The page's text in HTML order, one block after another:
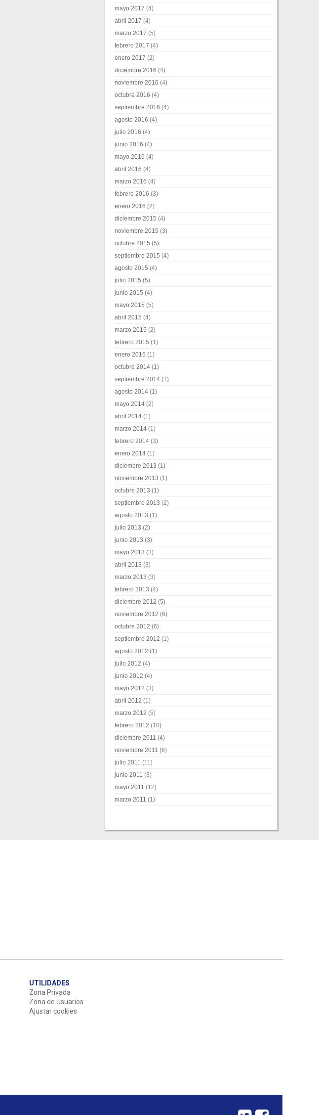
mayo 2017 (4)
abril 2017 (4)
marzo 2017 (5)
febrero 2017 (4)
enero 2017 (2)
diciembre 2016 (4)
noviembre 2016 (4)
octubre 2016 (4)
septiembre 2016 (4)
agosto 2016 (4)
julio 2016 (4)
junio 2016 (4)
mayo 2016 (4)
abril 2016 (4)
marzo 2016 (4)
febrero 2016 (3)
enero 2016 (2)
diciembre 2015 (4)
noviembre 2015 (3)
octubre 2015 (5)
septiembre 2015 (4)
agosto 2015 (4)
julio 2015 (5)
junio 2015 (4)
mayo 2015 (5)
abril 2015 (4)
marzo 2015 (2)
febrero 2015 (1)
enero 2015 (1)
octubre 2014 (1)
septiembre 2014 (1)
agosto 2014 (1)
mayo 2014 (2)
abril 2014 (1)
marzo 2014 (1)
febrero 2014 (3)
enero 2014 (1)
diciembre 2013 (1)
noviembre 2013 (1)
octubre 2013 (1)
septiembre 2013 (2)
agosto 2013 (1)
julio 2013 (2)
junio 2013 (3)
mayo 2013 (3)
abril 2013 (3)
marzo 2013 (3)
febrero 2013 (4)
diciembre 2012 (5)
noviembre 2012 (6)
octubre 2012 (6)
septiembre 2012 (1)
agosto 2012 (1)
julio 2012 (4)
junio 2012 (4)
mayo 2012 (3)
abril 2012 (1)
marzo 2012 (5)
febrero 2012 (10)
diciembre 2011 (4)
noviembre 2011 (6)
julio 2011 (11)
junio 2011 (3)
mayo 2011 (12)
marzo 2011 (1)
UTILIDADES
Zona Privada
Zona de Usuarios
Ajustar cookies